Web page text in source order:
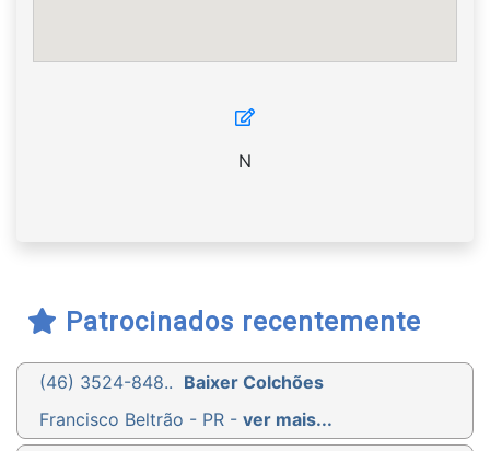
N
Patrocinados recentemente
(46) 3524-848.. Baixer Colchões
Francisco Beltrão - PR - ver mais...